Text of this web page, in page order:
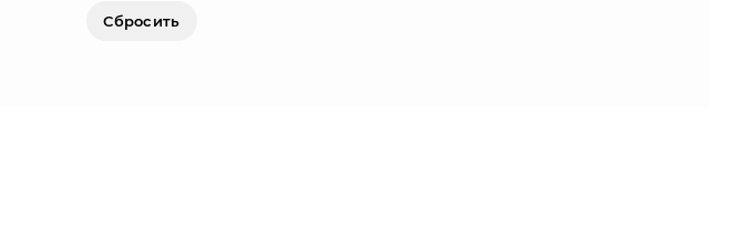
Сбросить